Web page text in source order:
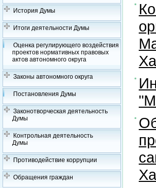
История Думы
Итоги деятельности Думы
Оценка регулирующего воздействия
проектов нормативных правовых
актов автономного округа
Законы автономного округа
Постановления Думы
Законотворческая деятельность
Думы
Контрольная деятельность
Думы
Противодействие коррупции
Обращения граждан